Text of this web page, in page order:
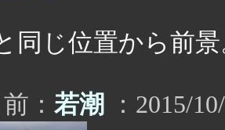
同じ位置から前景
： 若潮 ：2015/